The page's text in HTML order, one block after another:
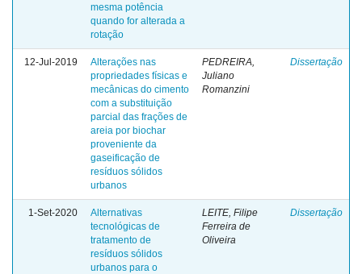
mesma potência
quando for alterada a
rotação
12-Jul-2019
Alterações nas
propriedades físicas e
mecânicas do cimento
com a substituição
parcial das frações de
areia por biochar
proveniente da
gaseificação de
resíduos sólidos
urbanos
PEDREIRA,
Juliano
Romanzini
Dissertação
1-Set-2020
Alternativas
tecnológicas de
tratamento de
resíduos sólidos
urbanos para o
LEITE, Filipe
Ferreira de
Oliveira
Dissertação